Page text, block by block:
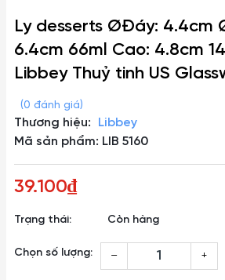
Ly desserts ØĐáy: 4.4cm
6.4cm 66ml Cao: 4.8cm
Libbey Thuỷ tinh US
(0 đánh giá)
Thương hiệu:
Libbey
Mã sản phẩm: LIB 5160
39.100₫
Trạng thái: Còn hàng
Chọn số lượng: – +